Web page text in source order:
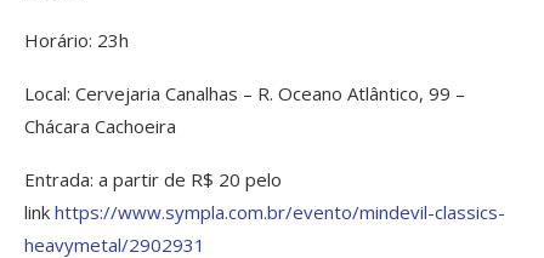
Horário: 23h
Local: Cervejaria Canalhas – R. Oceano Atlântico, 99 –
Chácara Cachoeira
Entrada: a partir de R$ 20 pelo
link https://www.sympla.com.br/evento/mindevil-classics-
heavymetal/2902931